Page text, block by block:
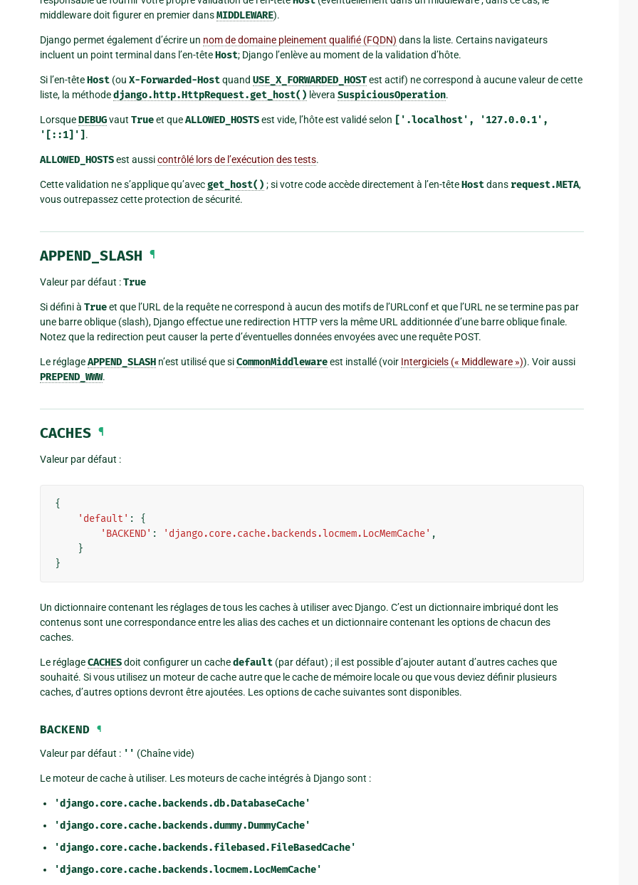
middleware doit figurer en premier dansMIDDLEWARE).
Django permet également d’écrire un nom de domaine pleinement qualifié (FQDN) dans la liste. Certains navigateurs
incluent un point terminal dans l’en-têteHost; Django l’enlève au moment de la validation d’hôte.
Si l’en-têteHost (ou X-Forwarded-Hostquand USE_X_FORWARDED_HOSTest actif) ne correspond à aucune valeur de cette
liste, la méthodedjango.http.HttpRequest.get_host() lèvera SuspiciousOperation.
LorsqueDEBUGvaut Trueet queALLOWED_HOSTSest vide, l’hôte est validé selon ['.localhost',
'127.0.0.1',
'[::1]'] .
ALLOWED_HOSTSest aussicontrôlé lors de l’exécution des tests.
Cette validation ne s’applique qu’avecget_host() ; si votre code accède directement à l’en-têteHostdans request.META,
vous outrepassez cette protection de sécurité.
APPEND_SLASH ¶
Valeur par défaut :True
Si défini à Trueet que l’URL de la requête ne correspond à aucun des motifs de l’URLconf et que l’URL ne se termine pas par
une barre oblique (slash), Django effectue une redirection HTTP vers la même URL additionnée d’une barre oblique finale.
Notez que la redirection peut causer la perte d’éventuelles données envoyées avec une requête POST.
Le réglageAPPEND_SLASH n’est utilisé que siCommonMiddlewareest installé (voir Intergiciels (« Middleware »)). Voir aussi
PREPEND_WWW.
CACHES ¶
Valeur par défaut :
{
'default' :
{
'BACKEND' : 'django.core.cache.backends.locmem.LocMemCache' ,
}
}
Un dictionnaire contenant les réglages de tous les caches à utiliser avec Django. C’est un dictionnaire imbriqué dont les
contenus sont une correspondance entre les alias des caches et un dictionnaire contenant les options de chacun des
caches.
Le réglageCACHESdoit configurer un cachedefault (par défaut) ; il est possible d’ajouter autant d’autres caches que
souhaité. Si vous utilisez un moteur de cache autre que le cache de mémoire locale ou que vous deviez définir plusieurs
caches, d’autres options devront être ajoutées. Les options de cache suivantes sont disponibles.
BACKEND ¶
Valeur par défaut : '' (Chaîne vide)
Le moteur de cache à utiliser. Les moteurs de cache intégrés à Django sont :
'django.core.cache.backends.db.DatabaseCache'
'django.core.cache.backends.dummy.DummyCache'
'django.core.cache.backends.filebased.FileBasedCache'
'django.core.cache.backends.locmem.LocMemCache'